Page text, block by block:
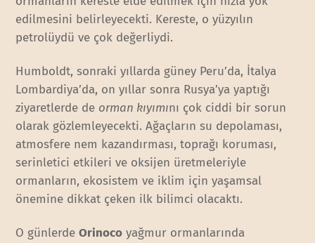
edilmesini belirleyecekti. Kereste, o yüzyılın
petrolüydü ve çok değerliydi.
Humboldt, sonraki yıllarda güney Peru’da, İtalya
Lombardiya’da, on yıllar sonra Rusya’ya yaptığı
ziyaretlerde de orman kıyımını çok ciddi bir sorun
olarak gözlemleyecekti. Ağaçların su depolaması,
atmosfere nem kazandırması, toprağı koruması,
serinletici etkileri ve oksijen üretmeleriyle
ormanların, ekosistem ve iklim için yaşamsal
önemine dikkat çeken ilk bilimci olacaktı.
O günlerdeOrinoco yağmur ormanlarında